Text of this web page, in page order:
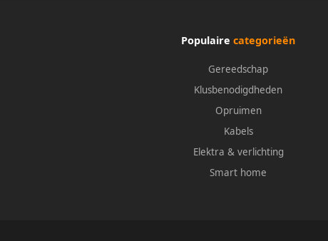
Populaire categorieën
Gereedschap
Klusbenodigdheden
Opruimen
Kabels
Elektra & verlichting
Smart home